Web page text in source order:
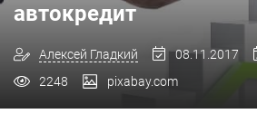
автокредит
Алексей Гладкий 08.11.2017
2248
pixabay.com